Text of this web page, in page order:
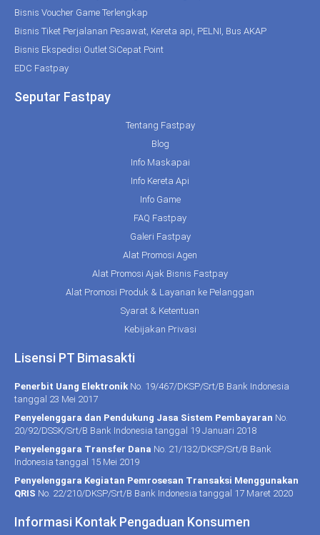
Bisnis Voucher Game Terlengkap
Bisnis Tiket Perjalanan Pesawat, Kereta api, PELNI, Bus AKAP
Bisnis Ekspedisi Outlet SiCepat Point
EDC Fastpay
Seputar Fastpay
Tentang Fastpay
Blog
Info Maskapai
Info Kereta Api
Info Game
FAQ Fastpay
Galeri Fastpay
Alat Promosi Agen
Alat Promosi Ajak Bisnis Fastpay
Alat Promosi Produk & Layanan ke Pelanggan
Syarat & Ketentuan
Kebijakan Privasi
Lisensi PT Bimasakti
Penerbit Uang Elektronik No. 19/467/DKSP/Srt/B Bank Indonesia
tanggal 23 Mei 2017
Penyelenggara dan Pendukung Jasa Sistem Pembayaran No.
20/92/DSSK/Srt/B Bank Indonesia tanggal 19 Januari 2018
Penyelenggara Transfer Dana No. 21/132/DKSP/Srt/B Bank
Indonesia tanggal 15 Mei 2019
Penyelenggara Kegiatan Pemrosesan Transaksi Menggunakan
QRIS No. 22/210/DKSP/Srt/B Bank Indonesia tanggal 17 Maret 2020
Informasi Kontak Pengaduan Konsumen